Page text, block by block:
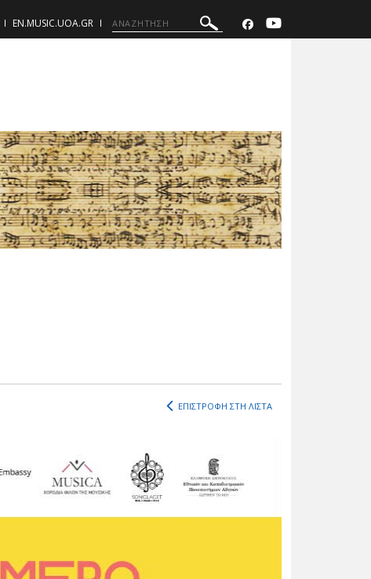
EN.MUSIC.UOA.GR
ΕΠΙΣΤΡΟΦΗ ΣΤΗ ΛΙΣΤΑ